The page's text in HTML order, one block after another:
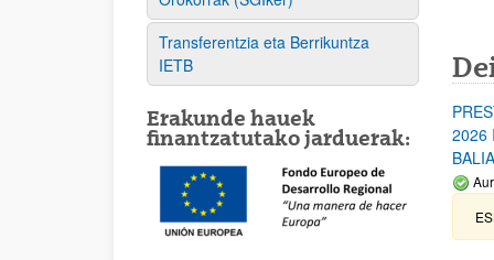
Transferentzia eta Berrikuntza
IETB
Erakunde hauek
finantzatutako jarduerak:
2026